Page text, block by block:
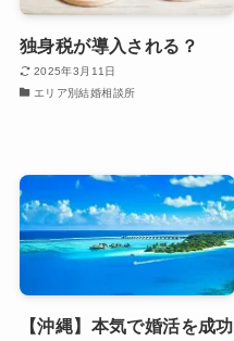
独身税が導入される？
2025年3月11日
エリア別結婚相談所
【沖縄】本気で婚活を成功